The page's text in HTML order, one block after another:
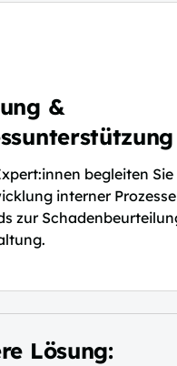
&
begleiten
interner
zur
Lösung: